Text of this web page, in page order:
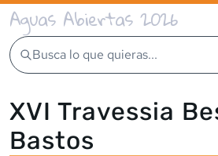
Aguas Abiertas 2026
Busca lo que quieras...
XVI Travessia
Bastos